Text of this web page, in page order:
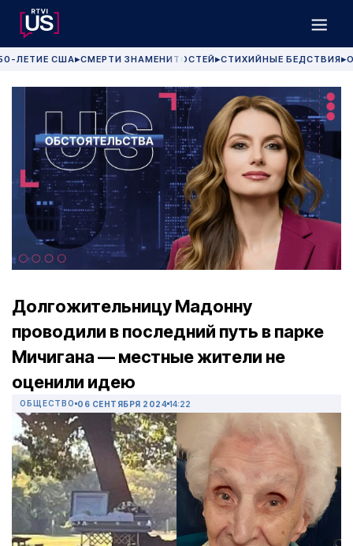
ЛЕТИЕ США▶СМЕРТИ ЗНАМЕНИТОСТЕЙ▶СТИХИЙНЫЕ БЕДСТВИЯ▶
Долгожительницу Мадонну
проводили в последний путь в парке
Мичигана — местные жители не
оценили идею
ОБЩЕСТВО 06 СЕНТЯБРЯ 2024 14:22